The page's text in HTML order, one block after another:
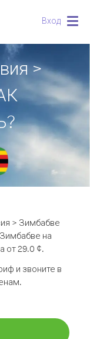
Вход
>
> Зимбабве
на
от 29.0 ¢.
и звоните в